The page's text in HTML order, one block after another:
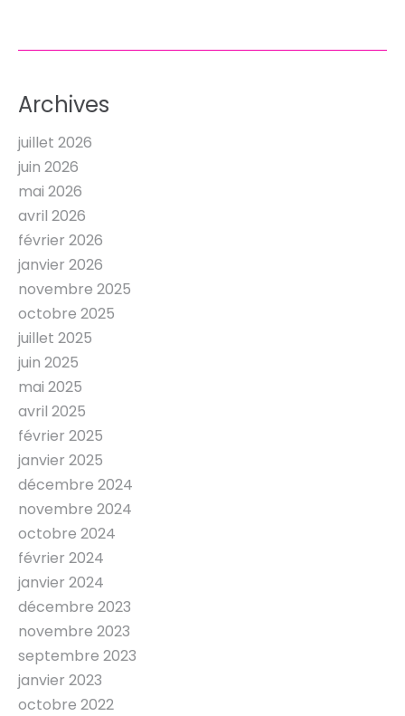
Archives
juillet 2026
juin 2026
mai 2026
avril 2026
février 2026
janvier 2026
novembre 2025
octobre 2025
juillet 2025
juin 2025
mai 2025
avril 2025
février 2025
janvier 2025
décembre 2024
novembre 2024
octobre 2024
février 2024
janvier 2024
décembre 2023
novembre 2023
septembre 2023
janvier 2023
octobre 2022